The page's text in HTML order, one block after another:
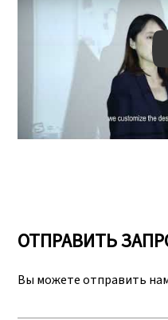
ОТПРАВИТЬ
Вы можете отправить